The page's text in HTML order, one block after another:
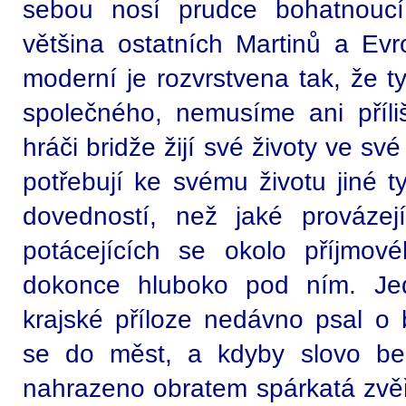
sebou nosí prudce
většina ostatních Martinů a
moderní je rozvrstvena tak, že
společného, nemusíme ani
hráči bridže žijí své životy ve
potřebují ke svému životu jiné
dovedností, než jaké
potácejících se okolo
dokonce hluboko pod ním.
krajské příloze nedávno psal o
se do měst, a kdyby slovo
nahrazeno obratem spárkatá